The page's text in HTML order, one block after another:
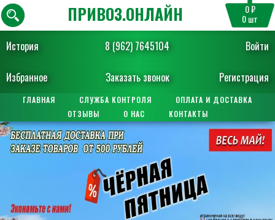
История 8 (962) 7645104 Войти
Избранное Заказать звонок Регистрация
ПРИВОЗ.ОНЛАЙН 0 ₽
0шт
ГЛАВНАЯ СЛУЖБА КОНТРОЛЯ
ОПЛАТА И ДОСТАВКА
ОТЗЫВЫ
О НАС КОНТАКТЫ